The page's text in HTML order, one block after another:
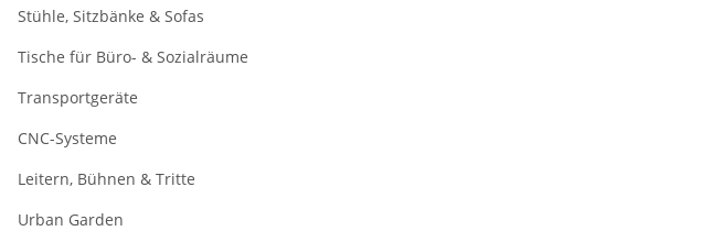
Stühle, Sitzbänke & Sofas
Tische für Büro- & Sozialräume
Transportgeräte
CNC-Systeme
Leitern, Bühnen & Tritte
Urban Garden